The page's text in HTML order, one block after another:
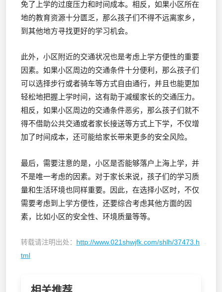
免了上学的过度压力和时间成本。相反，如果小区所在
地的教育资源十分匮乏，那么孩子们不得不远离家乡，
到其他地方寻找更好的学习机会。
此外，小区附近的交通状况也是考虑上学方便性的重要
因素。如果小区周边的交通条件十分便利，那么孩子们
可以选择步行或者骑车等方式自由通行，并且也能更加
轻松地把握上学时间，这有助于减缓家长的交通压力。
相反，如果小区周边的交通条件恶劣，那么孩子们就不
得不借助公共交通或者家长接送等方式上下学，不仅增
加了时间成本，还可能给家长带来更多的安全风险。
最后，需要注意的是，小区是否能够落户上海上学，并
不是唯一考虑的因素。对于家长来说，孩子们的学习质
量和生活环境也同样重要。因此，在选择小区时，不仅
需要考虑到上学方便性，还要综合考虑其他方面的因
素，比如小区的安全性、环境质量等等。
转载请注明出处： http://www.021shwjfk.com/shlh/37473.h
tml